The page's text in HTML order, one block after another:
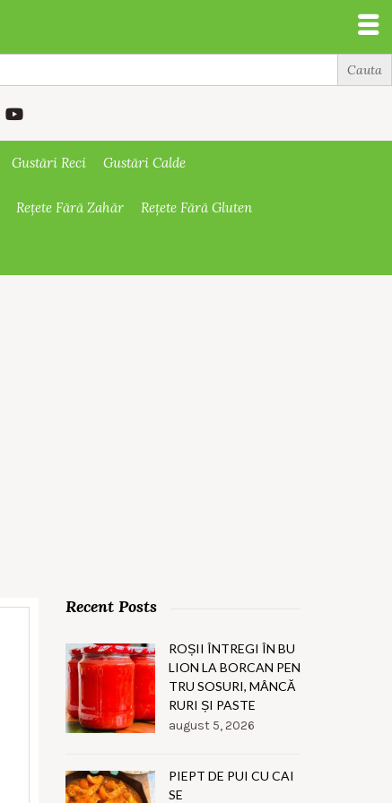
Gustări Reci Gustări Calde
Rețete Fără Zahăr Rețete Fără Gluten
Recent Posts
ROȘII ÎNTREGI ÎN BU
LION LA BORCAN PEN
TRU SOSURI, MÂNCĂ
RURI ȘI PASTE
august 5, 2026
PIEPT DE PUI CU CAI
SE